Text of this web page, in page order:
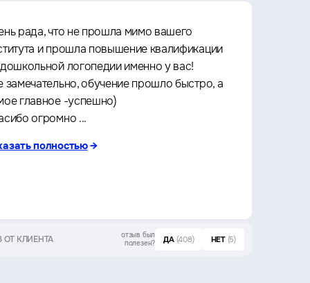
рада, что не прошла мимо вашего
и прошла повышение квалификации
логопедии именно у вас!
замечательно, обучение прошло быстро, а
главное -успешно)
огромно ...
полностью→
ОТ КЛИЕНТА
отзыв был
полезен?
ДА (408) НЕТ (5)